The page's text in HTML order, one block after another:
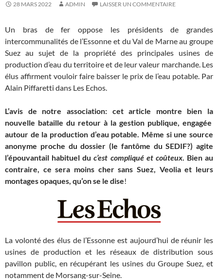
28 MARS 2022 ADMIN LAISSER UN COMMENTAIRE
Un bras de fer oppose les présidents de grandes
intercommunalités de l’Essonne et du Val de Marne au groupe
Suez au sujet de la propriété des principales usines de
production d’eau du territoire et de leur valeur marchande. Les
élus affirment vouloir faire baisser le prix de l’eau potable. Par
Alain Piffaretti dans Les Echos.
L’avis de notre association: cet article montre bien la
nouvelle bataille du retour à la gestion publique, engagée
autour de la production d’eau potable. Même si une source
anonyme proche du dossier (le fantôme du SEDIF?) agite
l’épouvantail habituel duc’est compliqué et coûteux. Bien au
contraire, ce sera moins cher sans Suez, Veolia et leurs
montages opaques, qu’on se le dise!
La volonté des élus de l’Essonne est aujourd’hui de réunir les
usines de production et les réseaux de distribution sous
pavillon public, en récupérant les usines du Groupe Suez, et
notamment de Morsang-sur-Seine.